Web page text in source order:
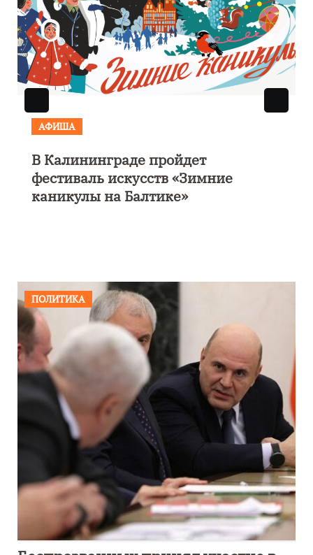
АФИША
В Калининграде пройдет
фестиваль искусств «Зимние
каникулы на Балтике»
ПОЛИТИКА